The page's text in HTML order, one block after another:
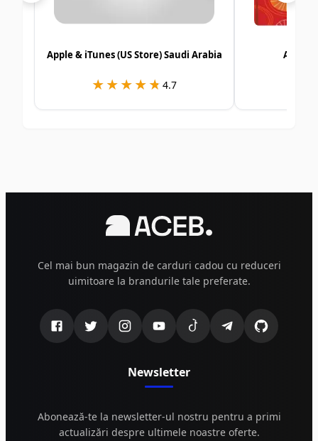
Apple & iTunes (US Store) Saudi Arabia
★★★★★
★★★★★ 4.7
Cel mai bun magazin de carduri cadou cu reduceri
uimitoare la brandurile tale preferate.
Newsletter
Abonează-te la newsletter-ul nostru pentru a primi
actualizări despre ultimele noastre oferte.